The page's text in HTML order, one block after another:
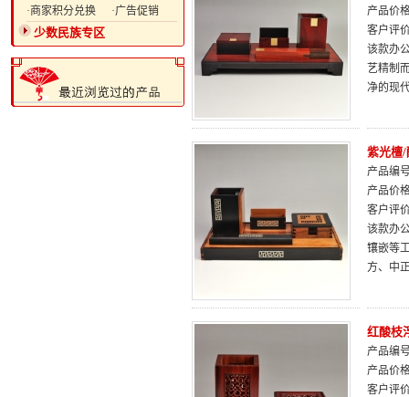
·商家积分兑换
·广告促销
少数民族专区
产品价
客户评
该款办
艺精制
净的现
紫光檀/
产品编
产品价
客户评
该款办
镶嵌等
方、中
红酸枝
产品编
产品价
客户评